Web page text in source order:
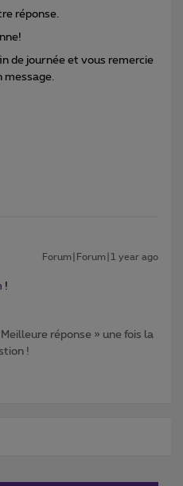
réponse.
de journée et vous remercie
Forum|Forum|1 year ago
!
réponse » une fois la
!